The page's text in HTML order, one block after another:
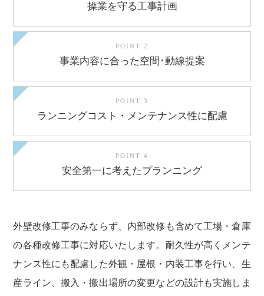
操業を守る工事計画
POINT 2
事業内容に合った空間･動線提案
POINT 3
ランニングコスト・ メンテナンス性に配慮
POINT 4
安全第一に考えたプランニング
外壁改修工事のみならず、内部改修も含めて工場・倉庫
の各種改修工事に対応いたします。耐久性が高くメンテ
ナンス性にも配慮した外観・屋根・内装工事を行い、生
産ライン、搬入・搬出場所の変更などの設計も実施しま